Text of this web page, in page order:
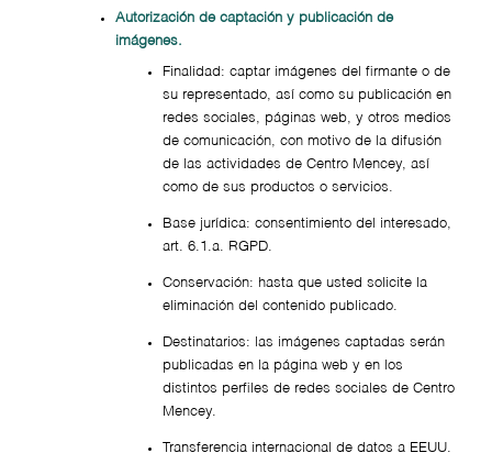
Autorización de captación y publicación de
imágenes.
Finalidad: captar imágenes del firmante o de
su representado, así como su publicación en
redes sociales, páginas web, y otros medios
de comunicación, con motivo de la difusión
de las actividades de Centro Mencey, así
como de sus productos o servicios.
Base jurídica: consentimiento del interesado,
art. 6.1.a. RGPD.
Conservación: hasta que usted solicite la
eliminación del contenido publicado.
Destinatarios: las imágenes captadas serán
publicadas en la página web y en los
distintos perfiles de redes sociales de Centro
Mencey.
Transferencia internacional de datos a EEUU.